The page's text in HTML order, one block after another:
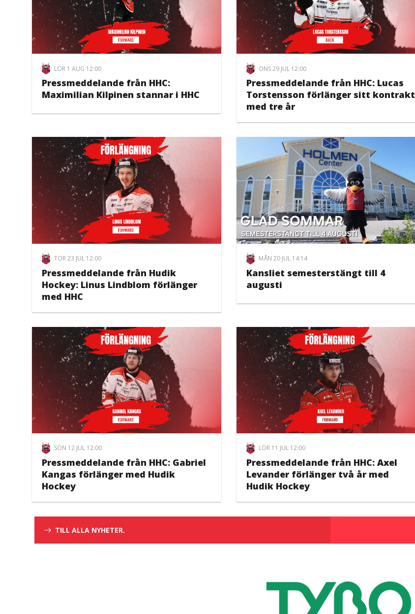
LÖR 1 AUG 12:00
Pressmeddelande från HHC:
Maximilian Kilpinen stannar i HHC
ONS 29 JUL 12:00
Pressmeddelande från HHC: Lucas
Torstensson förlänger sitt kontrakt
med tre år
TOR 23 JUL 12:00
Pressmeddelande från Hudik
Hockey: Linus Lindblom förlänger
med HHC
MÅN 20 JUL 14:14
Kansliet semesterstängt till 4
augusti
SÖN 12 JUL 12:00
Pressmeddelande från HHC: Gabriel
Kangas förlänger med Hudik
Hockey
LÖR 11 JUL 12:00
Pressmeddelande från HHC: Axel
Levander förlänger två år med
Hudik Hockey
TILL ALLA NYHETER.